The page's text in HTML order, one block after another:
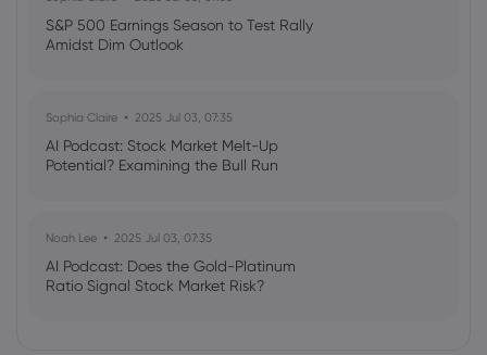
S&P 500 Earnings Season to Test Rally
Amidst Dim Outlook
Sophia Claire 2025 Jul 03, 07:35
AI Podcast: Stock Market Melt-Up
Potential? Examining the Bull Run
Noah Lee 2025 Jul 03, 07:35
AI Podcast: Does the Gold-Platinum
Ratio Signal Stock Market Risk?